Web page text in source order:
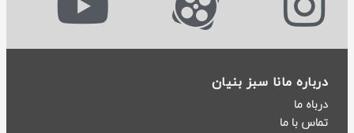
درباره مانا سبز بنیان
درباه ما
تماس با ما